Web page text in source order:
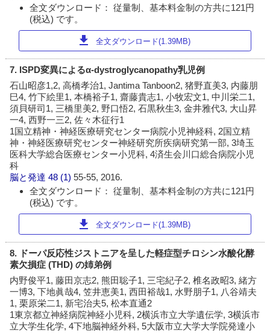
全文ダウンロード： 従量制、基本料金制の方共に121円
(税込) です。
download 全文ダウンロード(1.39MB)
7. ISPD変異によるα-dystroglycanopathy乳児例
石山昭彦1,2, 高橋孝治1, Jantima Tanboon2, 猪野直美3, 内藤朋
巳4, 竹下絵里1, 本橋裕子1, 齋藤貴志1, 小牧宏文1, 中川栄二1,
須貝研司1, 三橋里美2, 野口悟2, 石黒秋生3, 金井雅代3, 大山昇
一4, 西野一三2, 佐々木征行1
1国立精神・神経医療研究センター病院小児神経科, 2国立精
神・神経医療研究センター神経研究所疾病研究第一部, 3埼玉
医科大学総合医療センター小児科, 4済生会川口総合病院小児
科
脳と発達 48 (1)55-55, 2016.
全文ダウンロード： 従量制、基本料金制の方共に121円
(税込) です。
download 全文ダウンロード(1.39MB)
8. ドーパ反応性ジストニアを呈した軽症型チロシン水酸化酵
素欠損症 (THD) の姉弟例
内野俊平1, 藤田京志2, 熊田聡子1, 三宅紀子2, 椎名政昭3, 緒方
一博3, 下地眞哉4, 笠井恵美1, 西田裕哉1, 水野朋子1, 八谷靖夫
1, 栗原栄二1, 新宅治夫5, 松本直通2
1東京都立神経病院神経小児科, 2横浜市立大学遺伝学, 3横浜市
立大学生化学, 4下地脳神経外科, 5大阪市立大学大学院発達小